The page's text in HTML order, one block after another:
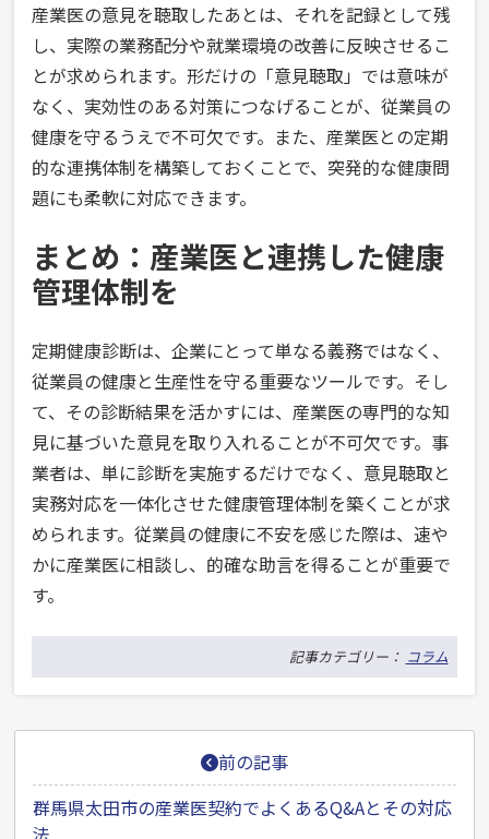
産業医の意見を聴取したあとは、それを記録として残
し、実際の業務配分や就業環境の改善に反映させるこ
とが求められます。形だけの「意見聴取」では意味が
なく、実効性のある対策につなげることが、従業員の
健康を守るうえで不可欠です。また、産業医との定期
的な連携体制を構築しておくことで、突発的な健康問
題にも柔軟に対応できます。
まとめ：産業医と連携した健康
管理体制を
定期健康診断は、企業にとって単なる義務ではなく、
従業員の健康と生産性を守る重要なツールです。そし
て、その診断結果を活かすには、産業医の専門的な知
見に基づいた意見を取り入れることが不可欠です。事
業者は、単に診断を実施するだけでなく、意見聴取と
実務対応を一体化させた健康管理体制を築くことが求
められます。従業員の健康に不安を感じた際は、速や
かに産業医に相談し、的確な助言を得ることが重要で
す。
記事カテゴリー： コラム
投
稿
ナ
前の記事
群馬県太田市の産業医契約でよくあるQ&Aとその対応